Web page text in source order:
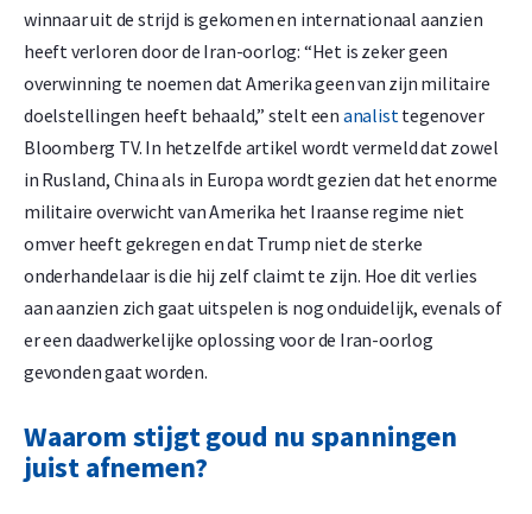
winnaar uit de strijd is gekomen en internationaal aanzien
heeft verloren door de Iran-oorlog: “Het is zeker geen
overwinning te noemen dat Amerika geen van zijn militaire
doelstellingen heeft behaald,” stelt een analist tegenover
Bloomberg TV. In hetzelfde artikel wordt vermeld dat zowel
in Rusland, China als in Europa wordt gezien dat het enorme
militaire overwicht van Amerika het Iraanse regime niet
omver heeft gekregen en dat Trump niet de sterke
onderhandelaar is die hij zelf claimt te zijn. Hoe dit verlies
aan aanzien zich gaat uitspelen is nog onduidelijk, evenals of
er een daadwerkelijke oplossing voor de Iran-oorlog
gevonden gaat worden.
Waarom stijgt goud nu spanningen
juist afnemen?